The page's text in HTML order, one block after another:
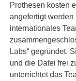
Prothesen kosten
angefertigt
internationales
Labs“ gegründet.
und die Datei frei
unterrichtet das